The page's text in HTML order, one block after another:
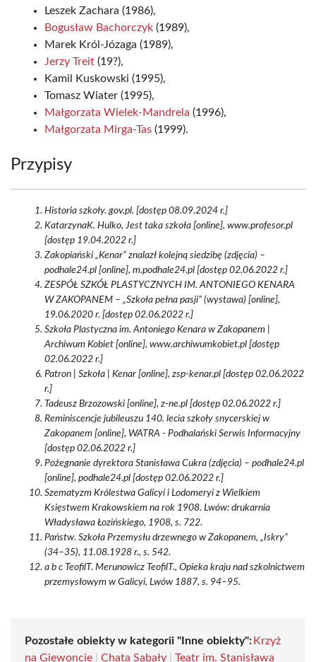
Leszek Zachara (1986),
Bogusław Bachorczyk (1989),
Marek Król-Józaga (1989),
Jerzy Treit (19?),
Kamil Kuskowski (1995),
Tomasz Wiater (1995),
Małgorzata Wielek-Mandrela (1996),
Małgorzata Mirga-Tas (1999).
Przypisy
Historia szkoły. gov.pl. [dostęp 08.09.2024 r.]
KatarzynaK. Hulko, Jest taka szkoła [online], www.profesor.pl
[dostęp 19.04.2022 r.]
Zakopiański „Kenar” znalazł kolejną siedzibę (zdjęcia) –
podhale24.pl [online], m.podhale24.pl [dostęp 02.06.2022 r.]
ZESPÓŁ SZKÓŁ PLASTYCZNYCH IM. ANTONIEGO KENARA
W ZAKOPANEM – „Szkoła pełna pasji” (wystawa) [online],
19.06.2020 r. [dostęp 02.06.2022 r.]
Szkoła Plastyczna im. Antoniego Kenara w Zakopanem |
Archiwum Kobiet [online], www.archiwumkobiet.pl [dostęp
02.06.2022 r.]
Patron | Szkoła | Kenar [online], zsp-kenar.pl [dostęp 02.06.2022
r.]
Tadeusz Brzozowski [online], z-ne.pl [dostęp 02.06.2022 r.]
Reminiscencje jubileuszu 140. lecia szkoły snycerskiej w
Zakopanem [online], WATRA - Podhalański Serwis Informacyjny
[dostęp 02.06.2022 r.]
Pożegnanie dyrektora Stanisława Cukra (zdjęcia) – podhale24.pl
[online], podhale24.pl [dostęp 02.06.2022 r.]
Szematyzm Królestwa Galicyi i Lodomeryi z Wielkiem
Księstwem Krakowskiem na rok 1908. Lwów: drukarnia
Władysława Łozińskiego, 1908, s. 722.
Państw. Szkoła Przemysłu drzewnego w Zakopanem, „Iskry”
(34–35), 11.08.1928 r., s. 542.
a b c TeofilT. Merunowicz TeofilT., Opieka kraju nad szkolnictwem
przemysłowym w Galicyi, Lwów 1887, s. 94–95.
Pozostałe obiekty w kategorii "Inne obiekty": Krzyż
na Giewoncie
Chata Sabały Teatr im. Stanisława